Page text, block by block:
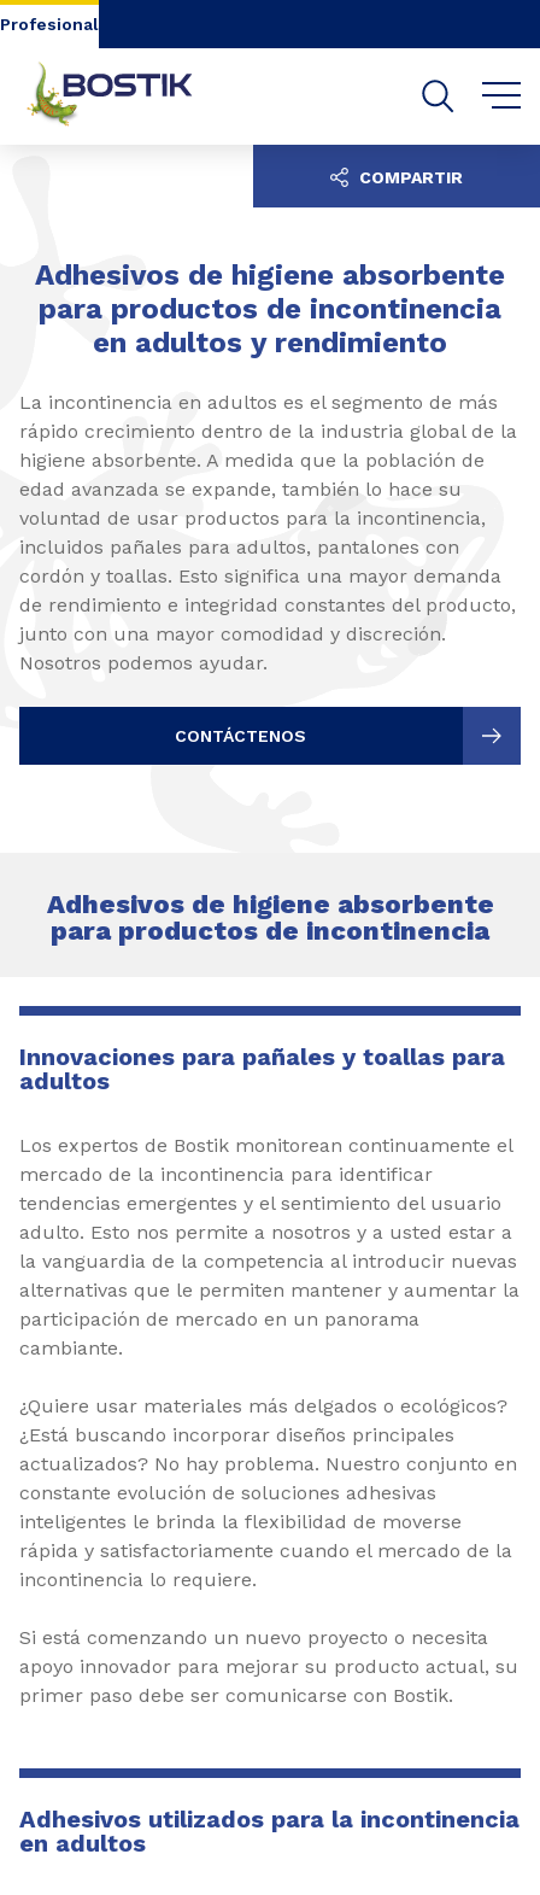
Go to content
Profesional
Adhesivos de higiene absorbente
para productos de incontinencia
en adultos y rendimiento
La incontinencia en adultos es el segmento de más
rápido crecimiento dentro de la industria global de la
higiene absorbente. A medida que la población de
edad avanzada se expande, también lo hace su
voluntad de usar productos para la incontinencia,
incluidos pañales para adultos, pantalones con
cordón y toallas. Esto significa una mayor demanda
de rendimiento e integridad constantes del producto,
junto con una mayor comodidad y discreción.
Nosotros podemos ayudar.
CONTÁCTENOS
COMPARTIR
Adhesivos de higiene absorbente
para productos de incontinencia
Innovaciones para pañales y toallas para
adultos
Los expertos de Bostik monitorean continuamente el
mercado de la incontinencia para identificar
tendencias emergentes y el sentimiento del usuario
adulto. Esto nos permite a nosotros y a usted estar a
la vanguardia de la competencia al introducir nuevas
alternativas que le permiten mantener y aumentar la
participación de mercado en un panorama
cambiante.
¿Quiere usar materiales más delgados o ecológicos?
¿Está buscando incorporar diseños principales
actualizados? No hay problema. Nuestro conjunto en
constante evolución de soluciones adhesivas
inteligentes le brinda la flexibilidad de moverse
rápida y satisfactoriamente cuando el mercado de la
incontinencia lo requiere.
Si está comenzando un nuevo proyecto o necesita
apoyo innovador para mejorar su producto actual, su
primer paso debe ser comunicarse con Bostik.
Adhesivos utilizados para la incontinencia
en adultos